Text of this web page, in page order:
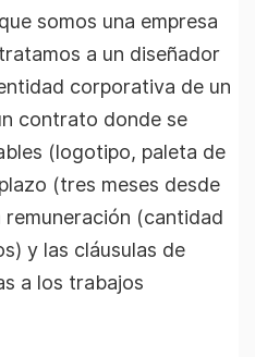
somos una empresa
a un diseñador
corporativa de un
contrato donde se
(logotipo, paleta de
(tres meses desde
(cantidad
y las cláusulas de
a los trabajos